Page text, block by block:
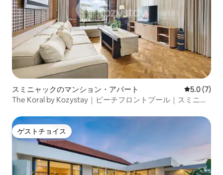
スミニャックのマンション・アパート レビュー7
5.0 (7)
The Koral by Kozystay｜ビーチフロントプール｜スミニャ
ゲストチョイス
ゲストチョイス